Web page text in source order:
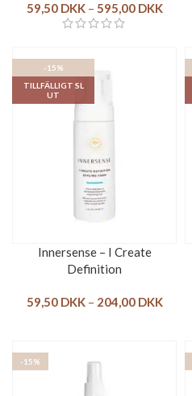
59,50 DKK – 595,00 DKK
-15%
TILLFÄLLIGT SL
UT
Innersense – I Create
Definition
59,50 DKK – 204,00 DKK
-15%